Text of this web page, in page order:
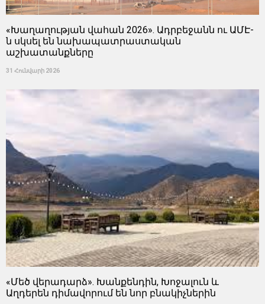
«Խաղաղության վահան 2026». Ադրբեջանն ու ԱՄԷ-
ն սկսել են նախապատրաստական ​​
աշխատանքները
31 Հունվարի 2026
«Մեծ վերադարձ». Խանքենդին, Խոջալուն և
Աղդերեն դիմավորում են նոր բնակիչներին